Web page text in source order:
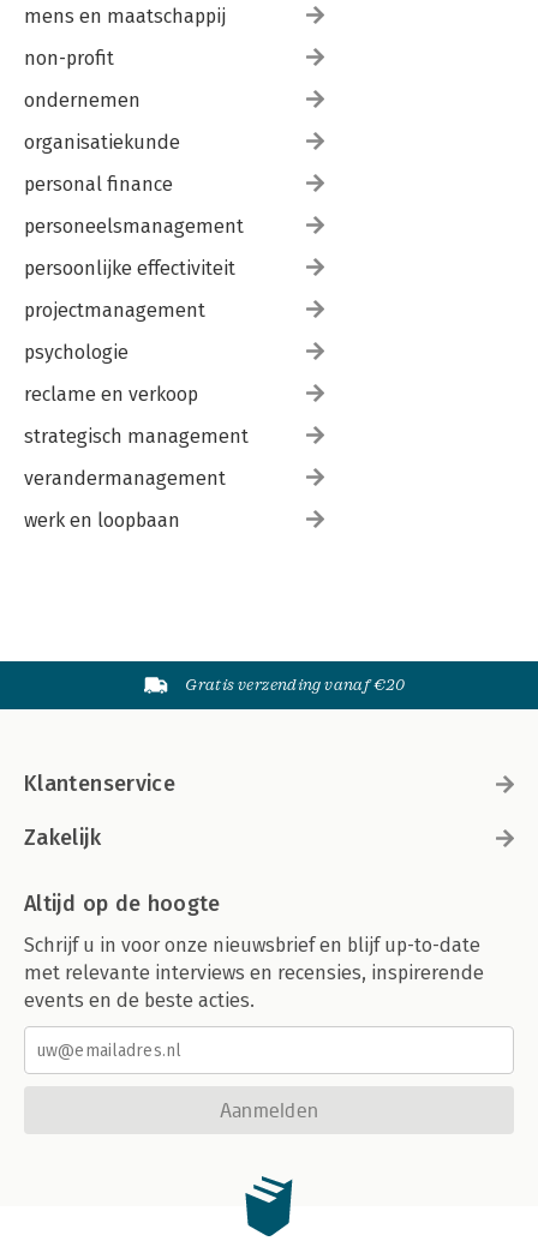
mens en maatschappij
non-profit
ondernemen
organisatiekunde
personal finance
personeelsmanagement
persoonlijke effectiviteit
projectmanagement
psychologie
reclame en verkoop
strategisch management
verandermanagement
werk en loopbaan
Gratis verzending vanaf €20
Klantenservice
Zakelijk
Altijd op de hoogte
Schrijf u in voor onze nieuwsbrief en blijf up-to-date
met relevante interviews en recensies, inspirerende
events en de beste acties.
Aanmelden